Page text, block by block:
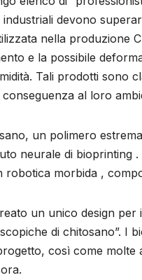
devono
nella produzione
e la possibile
Tali prodotti sono
al loro
un polimero
neurale di bioprinting
robotica morbida ,
un unico design
di chitosano”. I
così come